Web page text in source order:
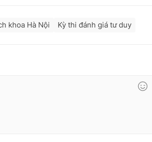
khoa Hà Nội Kỳ thi đánh giá tư duy